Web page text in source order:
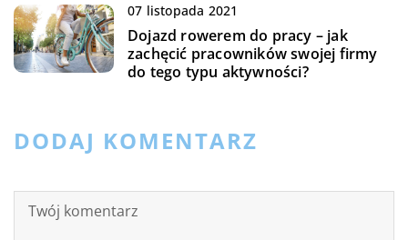
07 listopada 2021
Dojazd rowerem do pracy – jak
zachęcić pracowników swojej firmy
do tego typu aktywności?
DODAJ KOMENTARZ